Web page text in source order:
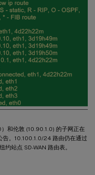
和伦敦 (10.90.1.0) 的子网正在
告。10.100.1.0/24 路由仍在通过
约站点 SD-WAN 路由表。